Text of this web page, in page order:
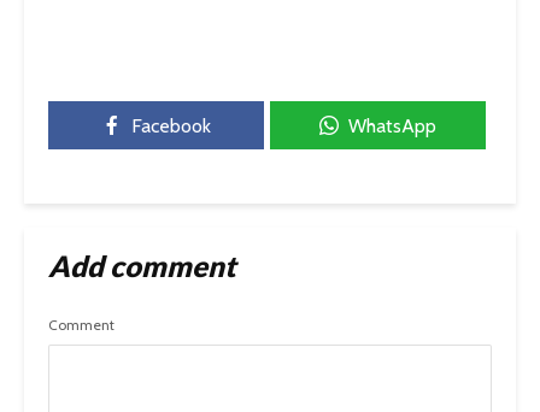
Facebook WhatsApp
Add comment
Comment